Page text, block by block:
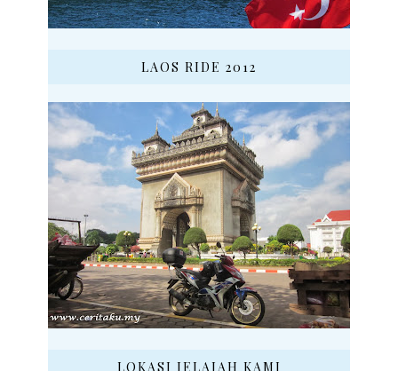
LAOS RIDE 2012
LOKASI JELAJAH KAMI